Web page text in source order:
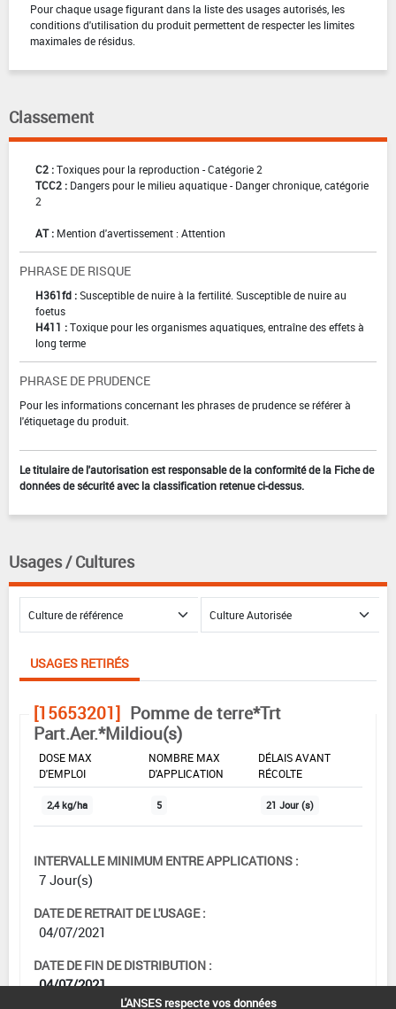
Pour chaque usage figurant dans la liste des usages autorisés, les
conditions d'utilisation du produit permettent de respecter les limites
maximales de résidus.
Classement
C2 :Toxiques pour la reproduction - Catégorie 2
TCC2 : Dangers pour le milieu aquatique - Danger chronique, catégorie
2
AT : Mention d'avertissement : Attention
PHRASE DE RISQUE
H361fd :Susceptible de nuire à la fertilité. Susceptible de nuire au
foetus
H411 :Toxique pour les organismes aquatiques, entraîne des effets à
long terme
PHRASE DE PRUDENCE
Pour les informations concernant les phrases de prudence se référer à
l'étiquetage du produit.
Le titulaire de l'autorisation est responsable de la conformité de la Fiche de
données de sécurité avec la classification retenue ci-dessus.
Usages / Cultures
USAGES RETIRÉS
[15653201] Pomme de terre*Trt
Part.Aer.*Mildiou(s)
DOSE MAX
D'EMPLOI
NOMBRE MAX
D'APPLICATION
DÉLAIS AVANT
RÉCOLTE
2,4 kg/ha 5 21 Jour (s)
INTERVALLE MINIMUM ENTRE APPLICATIONS :
7 Jour(s)
DATE DE RETRAIT DE L'USAGE :
04/07/2021
DATE DE FIN DE DISTRIBUTION :
04/07/2021
L'ANSES respecte vos données